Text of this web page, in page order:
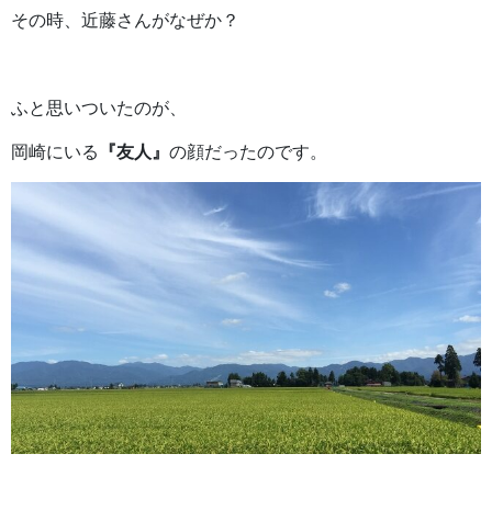
その時、近藤さんがなぜか？
ふと思いついたのが、
岡崎にいる 『友人』 の顔だったのです。